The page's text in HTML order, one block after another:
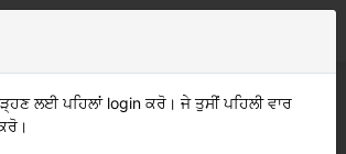
ਲਈ ਪਹਿਲਾਂ login ਕਰੋ। ਜੇ ਤੁਸੀਂ ਪਹਿਲੀ ਵਾਰ